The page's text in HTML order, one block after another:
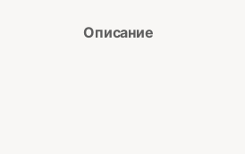
Описание